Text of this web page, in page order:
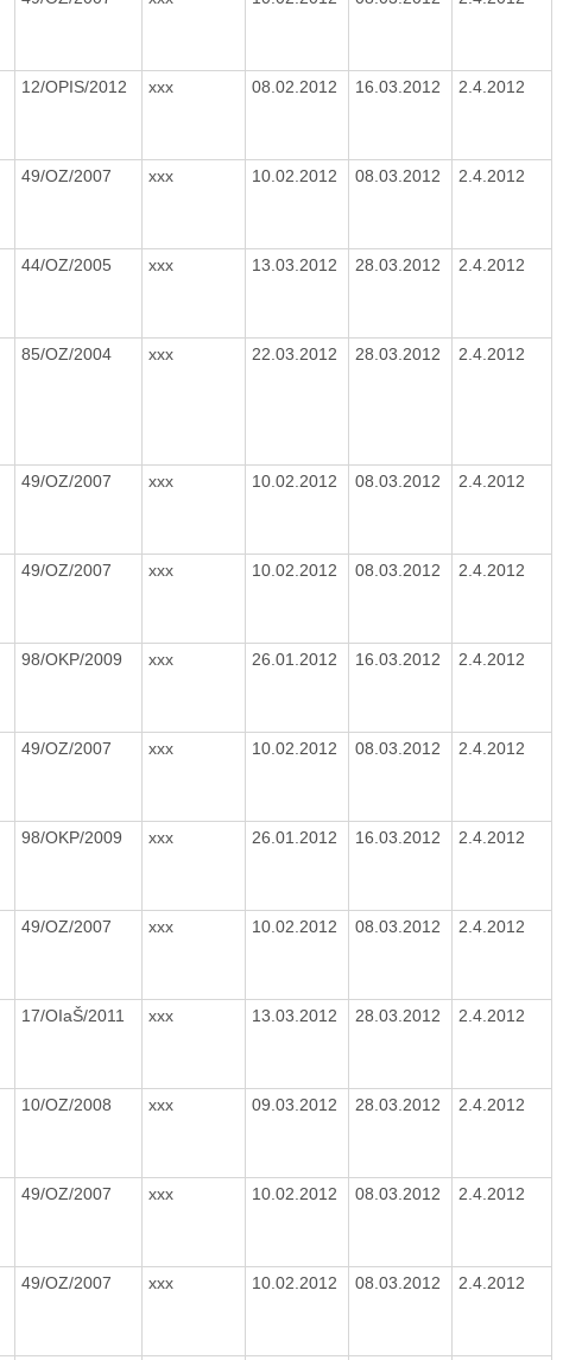
12/OPIS/2012 xxx 08.02.2012 16.03.2012 2.4.2012
49/OZ/2007 xxx 10.02.2012 08.03.2012 2.4.2012
44/OZ/2005 xxx 13.03.2012 28.03.2012 2.4.2012
85/OZ/2004 xxx 22.03.2012 28.03.2012 2.4.2012
49/OZ/2007 xxx 10.02.2012 08.03.2012 2.4.2012
49/OZ/2007 xxx 10.02.2012 08.03.2012 2.4.2012
98/OKP/2009 xxx 26.01.2012 16.03.2012 2.4.2012
49/OZ/2007 xxx 10.02.2012 08.03.2012 2.4.2012
98/OKP/2009 xxx 26.01.2012 16.03.2012 2.4.2012
49/OZ/2007 xxx 10.02.2012 08.03.2012 2.4.2012
17/OIaŠ/2011 xxx 13.03.2012 28.03.2012 2.4.2012
10/OZ/2008 xxx 09.03.2012 28.03.2012 2.4.2012
49/OZ/2007 xxx 10.02.2012 08.03.2012 2.4.2012
49/OZ/2007 xxx 10.02.2012 08.03.2012 2.4.2012